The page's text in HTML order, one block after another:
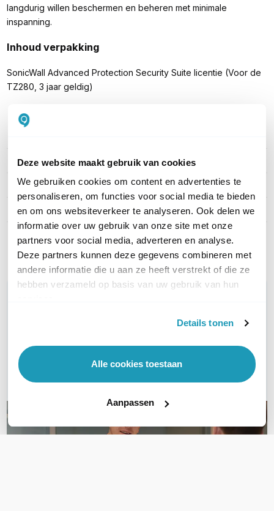
Deze website maakt gebruik van cookies
We gebruiken cookies om content en advertenties te
personaliseren, om functies voor social media te bieden
en om ons websiteverkeer te analyseren. Ook delen we
informatie over uw gebruik van onze site met onze
partners voor social media, adverteren en analyse.
Deze partners kunnen deze gegevens combineren met
andere informatie die u aan ze heeft verstrekt of die ze
hebben verzameld op basis van uw gebruik van hun
Details tonen
Alle cookies toestaan
Aanpassen
langdurig willen beschermen en beheren met minimale
inspanning.
Inhoud verpakking
SonicWall Advanced Protection Security Suite licentie (Voor de
TZ280, 3 jaar geldig)
Merk SonicWall
Artikelnummer 03-SSC-6215
Type licentie Advanced Protection
Toon meer
Bel ons